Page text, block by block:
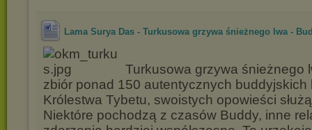
Lama Surya Das - Turkusowa grzywa śnieżnego lwa -
Turkusowa grzywa śnieżnego
zbiór ponad 150 autentycznych buddyjskich
Królestwa Tybetu, swoistych opowieści
Niektóre pochodzą z czasów Buddy, inne